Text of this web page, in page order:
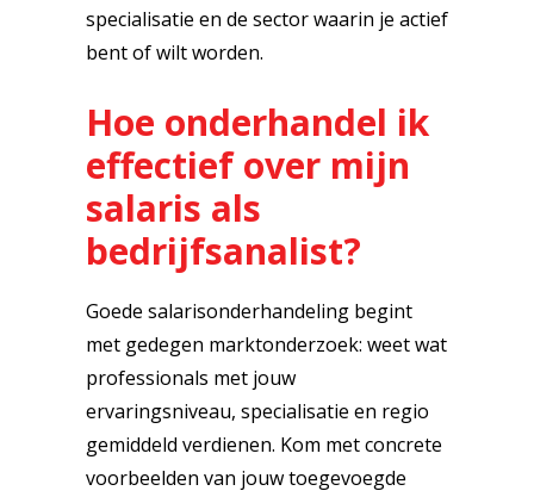
specialisatie en de sector waarin je actief
bent of wilt worden.
Hoe onderhandel ik
effectief over mijn
salaris als
bedrijfsanalist?
Goede salarisonderhandeling begint
met gedegen marktonderzoek: weet wat
professionals met jouw
ervaringsniveau, specialisatie en regio
gemiddeld verdienen. Kom met concrete
voorbeelden van jouw toegevoegde